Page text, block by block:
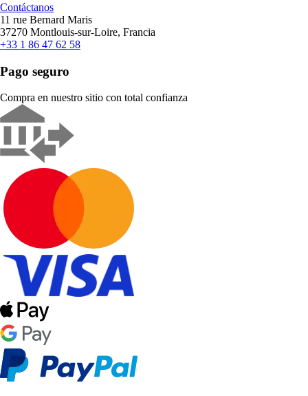
Contáctanos
11 rue Bernard Maris
37270 Montlouis-sur-Loire, Francia
+33 1 86 47 62 58
Pago seguro
Compra en nuestro sitio con total confianza